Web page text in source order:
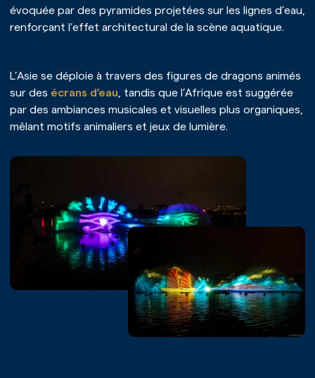
évoquée par des pyramides projetées sur les lignes d’eau,
renforçant l’effet architectural de la scène aquatique.
L’Asie se déploie à travers des figures de dragons animés
sur des écrans d’eau , tandis que l’Afrique est suggérée
par des ambiances musicales et visuelles plus organiques,
mêlant motifs animaliers et jeux de lumière.